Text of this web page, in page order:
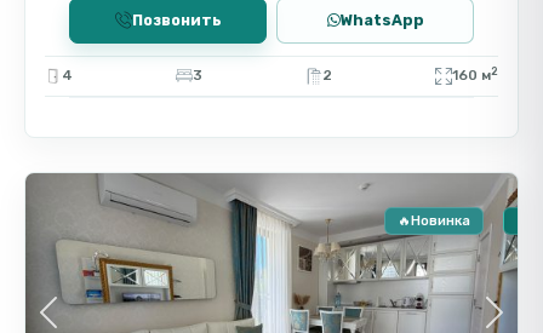
Позвонить WhatsApp
4 3 2 160 м2
Previous Next
🔥Новинка